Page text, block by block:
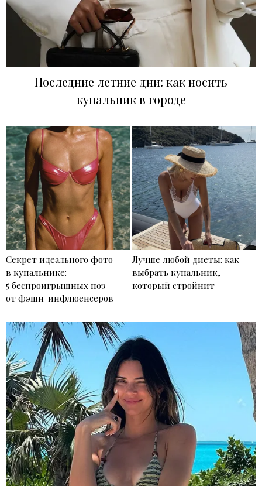
Последние летние дни: как носить
купальник в городе
Секрет идеального фото
в купальнике:
5 беспроигрышных поз
от фэшн-инфлюенсеров
Лучше любой диеты: как
выбрать купальник,
который стройнит